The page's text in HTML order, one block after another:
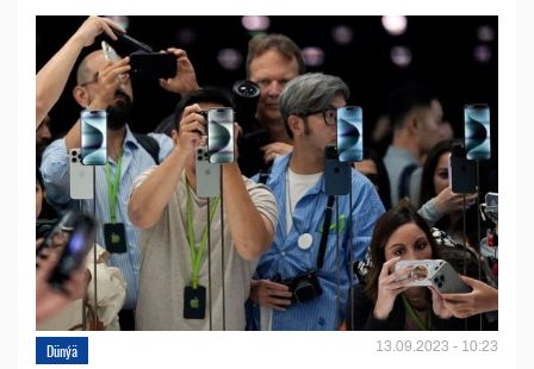
Dünýä 13.09.2023 - 10:23